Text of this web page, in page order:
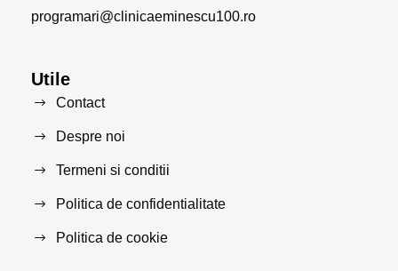
programari@clinicaeminescu100.ro
Utile
Contact
Despre noi
Termeni si conditii
Politica de confidentialitate
Politica de cookie